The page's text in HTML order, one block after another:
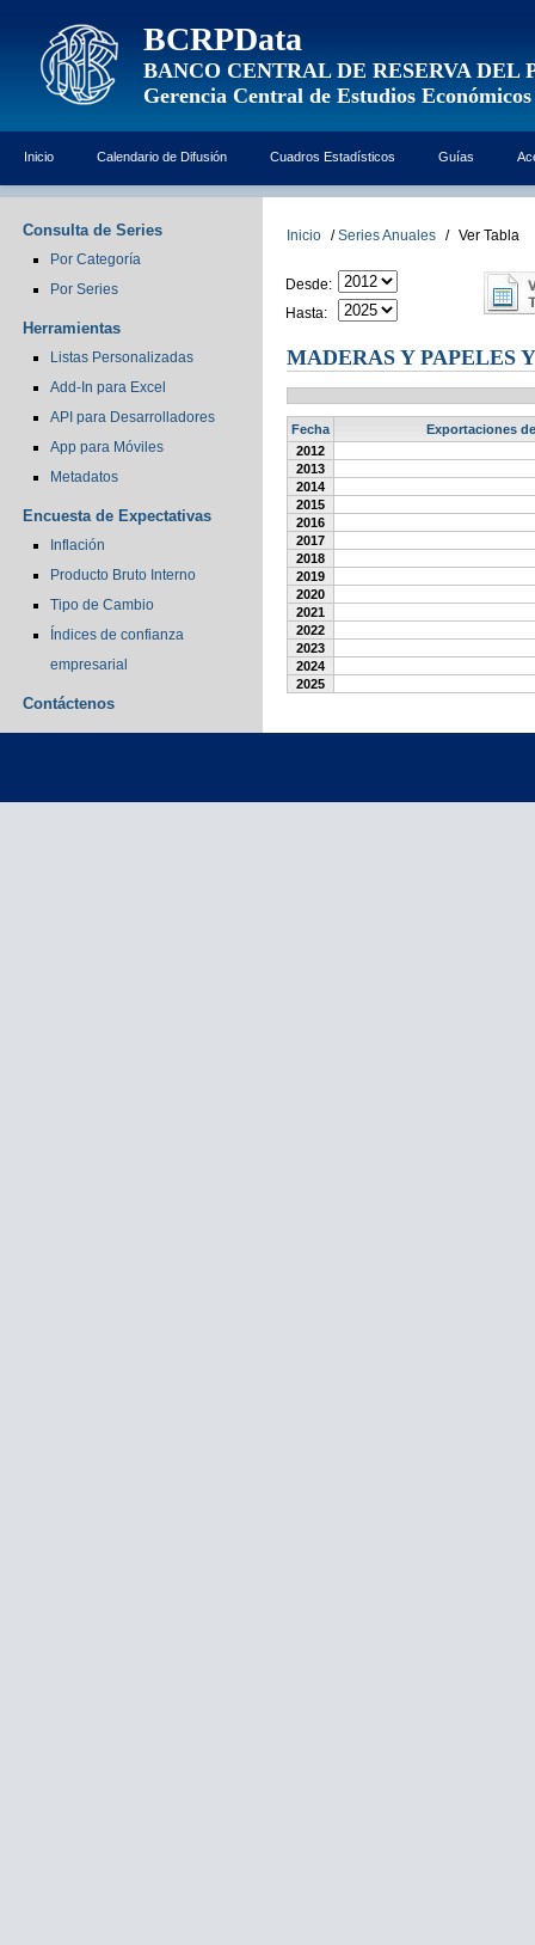
BCRPData
BANCO CENTRAL DE RESERVA DEL
Gerencia Central de Estudios Económicos
Inicio Calendario de Difusión Cuadros Estadísticos Guías
Consulta de Series
Por Categoría
Por Series
Herramientas
Listas Personalizadas
Add-In para Excel
API para Desarrolladores
App para Móviles
Metadatos
Encuesta de Expectativas
Inflación
Producto Bruto Interno
Tipo de Cambio
Índices de confianza
empresarial
Contáctenos
Inicio / Series Anuales / Ver Tabla
Desde:
Hasta:
MADERAS Y PAPELES
Fecha
Exportaciones
2012
2013
2014
2015
2016
2017
2018
2019
2020
2021
2022
2023
2024
2025